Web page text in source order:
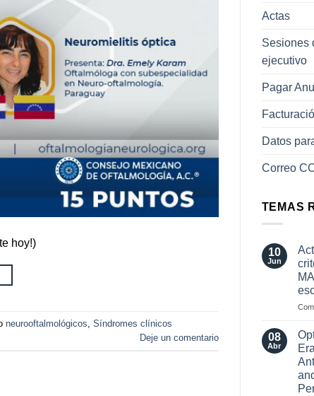
hoy!)
neurooftalmológicos Síndromes clínicos
Deje un comentario
Actas
Sesiones
ejecutivo
Pagar
Datos
Correo
TEMAS
10
Jun
08
Abr